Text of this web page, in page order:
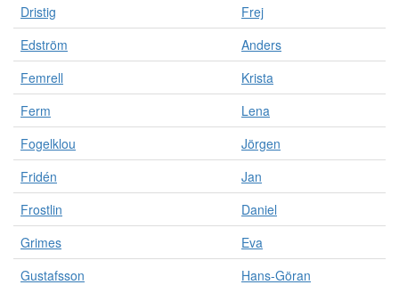
Dristig
Frej
Edström
Anders
Femrell
Krista
Ferm
Lena
Fogelklou
Jörgen
Fridén
Jan
Frostlin
Daniel
Grimes
Eva
Gustafsson
Hans-Göran